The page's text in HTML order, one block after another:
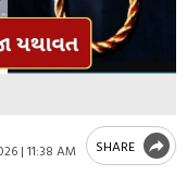
| 11:38 AM SHARE